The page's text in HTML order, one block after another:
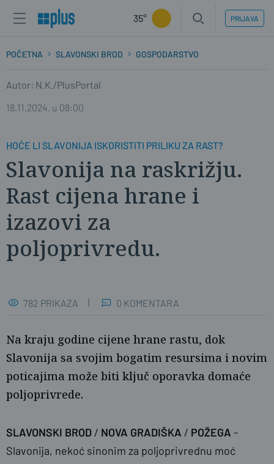
35° PRIJAVA
POČETNA SLAVONSKI BROD GOSPODARSTVO
Autor: N.K./PlusPortal
18.11.2024. u 08:00
HOĆE LI SLAVONIJA ISKORISTITI PRILIKU ZA RAST?
Slavonija na raskrižju.
Rast cijena hrane i
izazovi za
poljoprivredu.
782 PRIKAZA 0 KOMENTARA
Na kraju godine cijene hrane rastu, dok
Slavonija sa svojim bogatim resursima i novim
poticajima može biti ključ oporavka domaće
poljoprivrede.
SLAVONSKI BROD / NOVA GRADIŠKA / POŽEGA -
Slavonija, nekoć sinonim za poljoprivrednu moć